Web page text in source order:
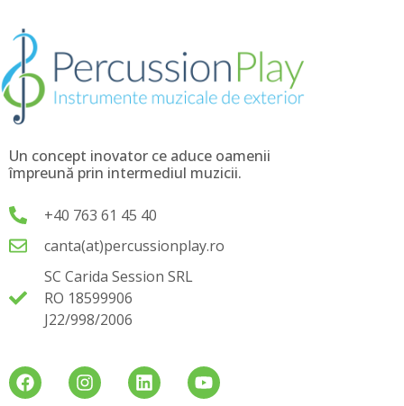
Un concept inovator ce aduce oamenii
împreună prin intermediul muzicii.
+40 763 61 45 40
canta(at)percussionplay.ro
SC Carida Session SRL
RO 18599906
J22/998/2006